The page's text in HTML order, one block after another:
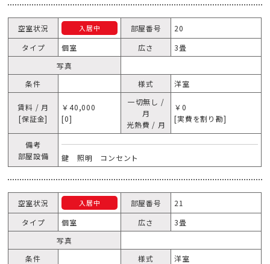
空室状況 入居中 部屋番号
20
タイプ
個室 広さ
3畳
写真
条件
様式 洋室
賃料 / 月
[保証金]
￥40,000
[0]
一切無し /
月
光熱費 / 月
￥0
[実費を割り勘]
備考
部屋設備
鍵 照明 コンセント
空室状況 入居中 部屋番号
21
タイプ
個室 広さ
3畳
写真
条件
様式 洋室